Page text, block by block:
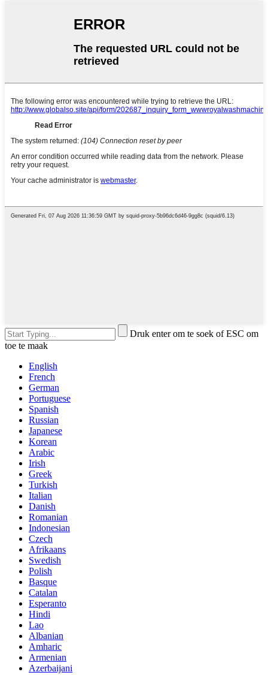
Druk enter om te soek of ESC om
toe te maak
English
French
German
Portuguese
Spanish
Russian
Japanese
Korean
Arabic
Irish
Greek
Turkish
Italian
Danish
Romanian
Indonesian
Czech
Afrikaans
Swedish
Polish
Basque
Catalan
Esperanto
Hindi
Lao
Albanian
Amharic
Armenian
Azerbaijani